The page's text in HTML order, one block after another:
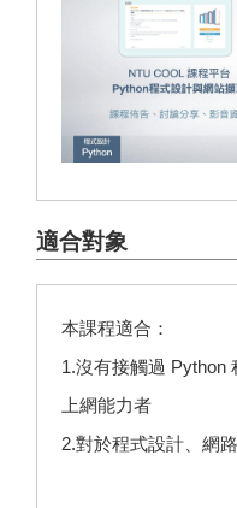
適合對象
本課程適合：
1.沒有接觸過 Python
上網能力者
2.對於程式設計、網